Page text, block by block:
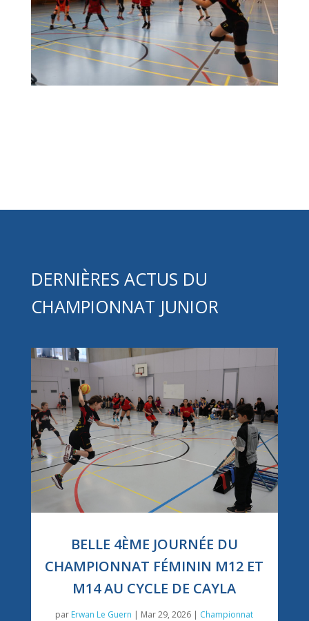
DERNIÈRES ACTUS DU
CHAMPIONNAT JUNIOR
BELLE 4ÈME JOURNÉE DU
CHAMPIONNAT FÉMININ M12 ET
M14 AU CYCLE DE CAYLA
par Erwan Le Guern | Mar 29, 2026 | Championnat